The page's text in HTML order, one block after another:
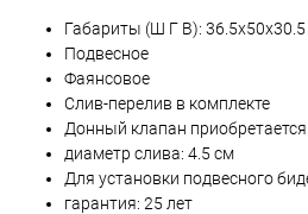
Габариты (Ш Г В): 36.5x50x30.5
Подвесное
Фаянсовое
Слив-перелив в комплекте
Донный клапан
диаметр слива: 4.5 см
Для установки подвесного
гарантия: 25 лет